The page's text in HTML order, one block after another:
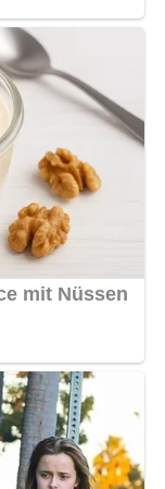
Minuten
Minuten
geeignet.